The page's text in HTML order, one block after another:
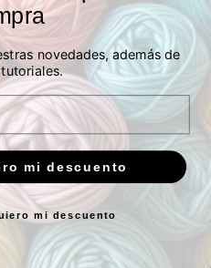
de Katia
de Katia
de 5
novedades, además de
mi descuento
mi descuento